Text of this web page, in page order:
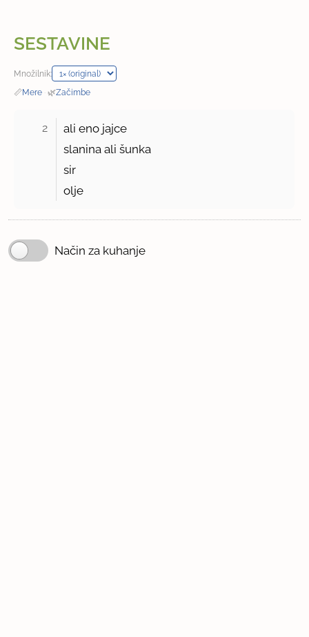
SESTAVINE
Množilnik:
📏Mere · 🌿Začimbe
2
ali eno jajce
slanina ali šunka
sir
olje
Način za kuhanje